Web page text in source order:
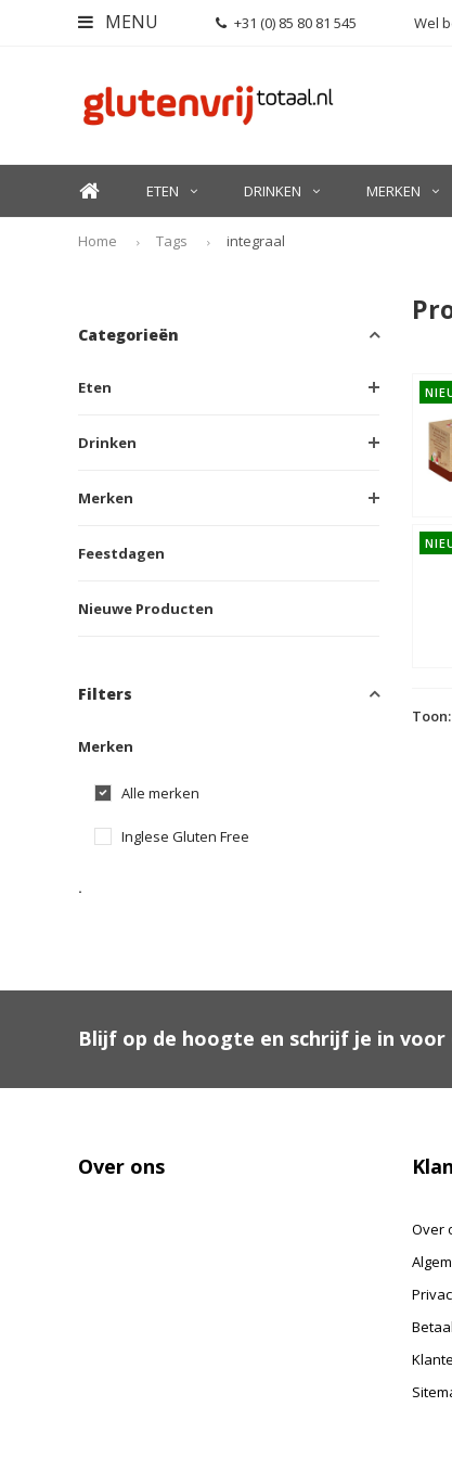
MENU +31 (0) 85 80 81 545 Wel
ETEN DRINKEN MERKEN
Home Tags integraal
Categorieën
Eten
Drinken
Merken
Feestdagen
Nieuwe Producten
Filters
Merken
Alle merken
Inglese Gluten Free
.
Toon:
Blijf op de hoogte en schrijf je in
Over ons
Over